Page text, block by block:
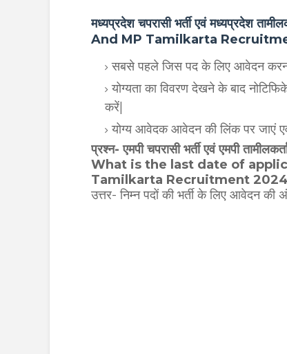
मध्यप्रदेश चपरासी भर्ती एवं मध्यप्रदेश
And MP Tamilkarta
सबसे पहले जिस पद के लिए आवेदन
योग्यता का विवरण देखने के बाद
करें|
योग्य आवेदक आवेदन की लिंक पर जाएं
प्रश्न- एमपी चपरासी भर्ती एवं एमपी
What is the last date of
Tamilkarta Recruitment
उत्तर- निम्न पदों की भर्ती के लिए आवेदन